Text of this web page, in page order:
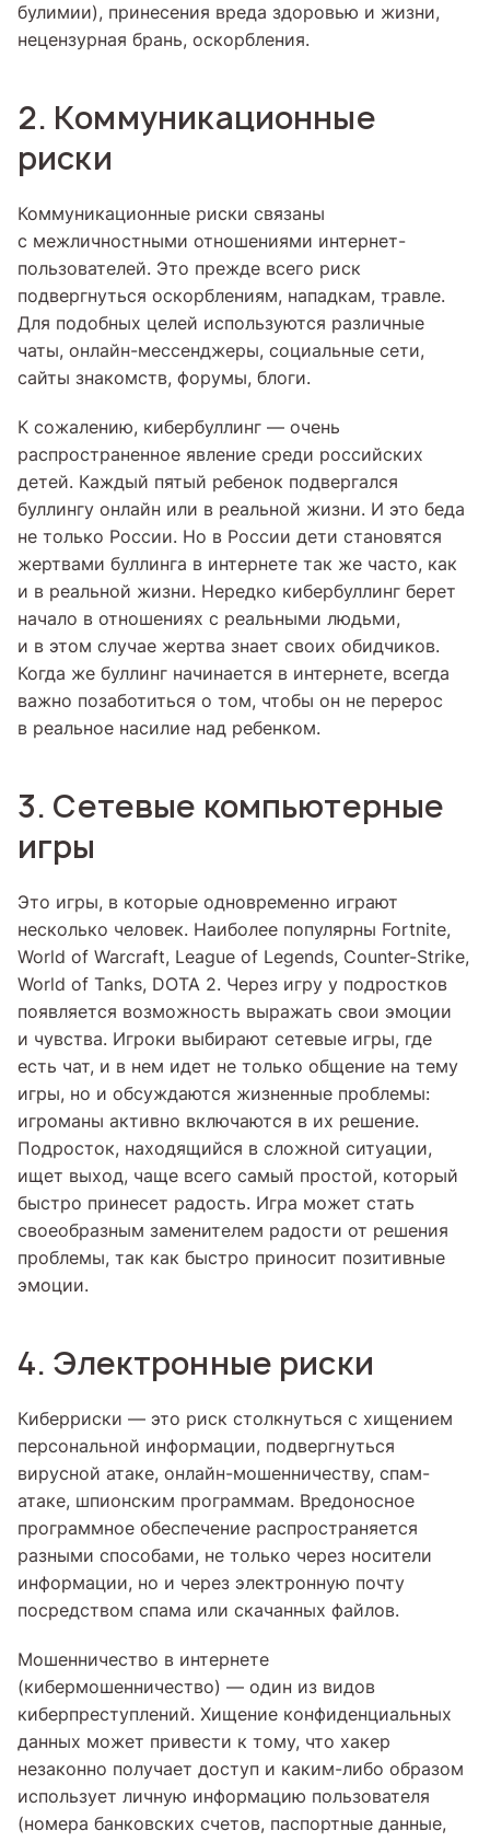
булимии), принесения вреда здоровью и жизни,
нецензурная брань, оскорбления.
2. Коммуникационные
риски
Коммуникационные риски связаны
с межличностными отношениями интернет-
пользователей. Это прежде всего риск
подвергнуться оскорблениям, нападкам, травле.
Для подобных целей используются различные
чаты, онлайн-мессенджеры, социальные сети,
сайты знакомств, форумы, блоги.
К сожалению, кибербуллинг — очень
распространенное явление среди российских
детей. Каждый пятый ребенок подвергался
буллингу онлайн или в реальной жизни. И это беда
не только России. Но в России дети становятся
жертвами буллинга в интернете так же часто, как
и в реальной жизни. Нередко кибербуллинг берет
начало в отношениях с реальными людьми,
и в этом случае жертва знает своих обидчиков.
Когда же буллинг начинается в интернете, всегда
важно позаботиться о том, чтобы он не перерос
в реальное насилие над ребенком.
3. Сетевые компьютерные
игры
Это игры, в которые одновременно играют
несколько человек. Наиболее популярны Fortnite,
World of Warcraft, League of Legends, Counter-Strike,
World of Tanks, DOTA 2. Через игру у подростков
появляется возможность выражать свои эмоции
и чувства. Игроки выбирают сетевые игры, где
есть чат, и в нем идет не только общение на тему
игры, но и обсуждаются жизненные проблемы:
игроманы активно включаются в их решение.
Подросток, находящийся в сложной ситуации,
ищет выход, чаще всего самый простой, который
быстро принесет радость. Игра может стать
своеобразным заменителем радости от решения
проблемы, так как быстро приносит позитивные
эмоции.
4. Электронные риски
Киберриски — это риск столкнуться с хищением
персональной информации, подвергнуться
вирусной атаке, онлайн-мошенничеству, спам-
атаке, шпионским программам. Вредоносное
программное обеспечение распространяется
разными способами, не только через носители
информации, но и через электронную почту
посредством спама или скачанных файлов.
Мошенничество в интернете
(кибермошенничество) — один из видов
киберпреступлений. Хищение конфиденциальных
данных может привести к тому, что хакер
незаконно получает доступ и каким-либо образом
использует личную информацию пользователя
(номера банковских счетов, паспортные данные,